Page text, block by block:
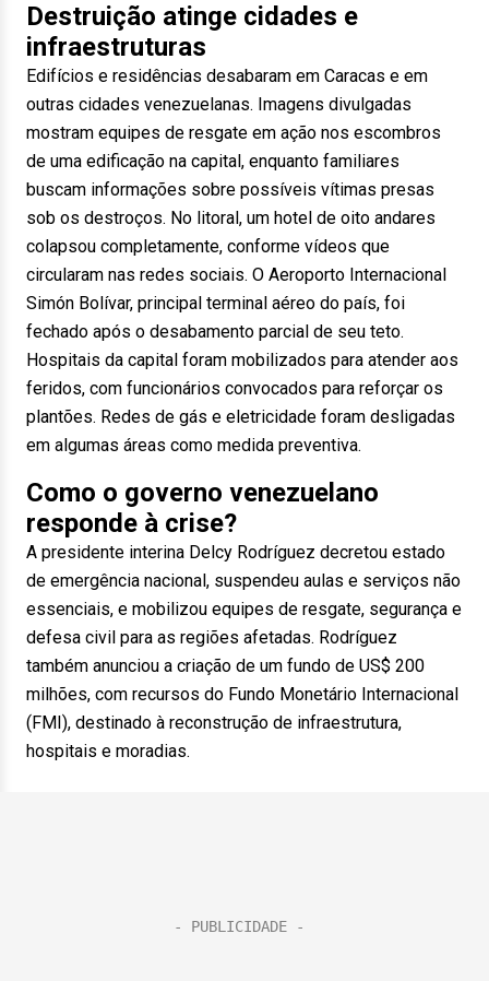
Destruição atinge cidades e
infraestruturas
Edifícios e residências desabaram em Caracas e em
outras cidades venezuelanas. Imagens divulgadas
mostram equipes de resgate em ação nos escombros
de uma edificação na capital, enquanto familiares
buscam informações sobre possíveis vítimas presas
sob os destroços. No litoral, um hotel de oito andares
colapsou completamente, conforme vídeos que
circularam nas redes sociais. O Aeroporto Internacional
Simón Bolívar, principal terminal aéreo do país, foi
fechado após o desabamento parcial de seu teto.
Hospitais da capital foram mobilizados para atender aos
feridos, com funcionários convocados para reforçar os
plantões. Redes de gás e eletricidade foram desligadas
em algumas áreas como medida preventiva.
Como o governo venezuelano
responde à crise?
A presidente interina Delcy Rodríguez decretou estado
de emergência nacional, suspendeu aulas e serviços não
essenciais, e mobilizou equipes de resgate, segurança e
defesa civil para as regiões afetadas. Rodríguez
também anunciou a criação de um fundo de US$ 200
milhões, com recursos do Fundo Monetário Internacional
(FMI), destinado à reconstrução de infraestrutura,
hospitais e moradias.